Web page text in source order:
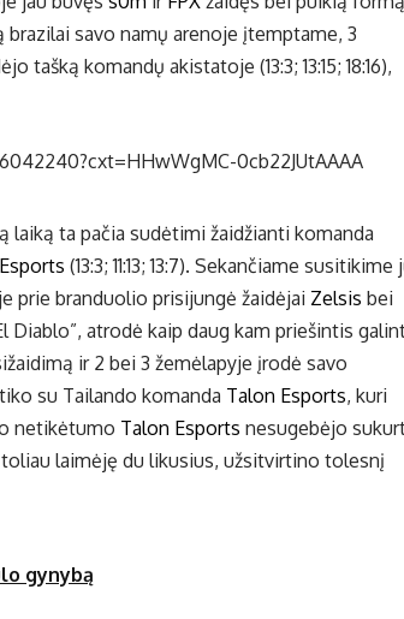
savo namų arenoje įtemptame, 3
komandų akistatoje (13:3; 13:15; 18:16),
0cb22JUtAAAA
laiką ta pačia sudėtimi žaidžianti komanda
(13:3; 11:13; 13:7). Sekančiame susitikime
prie branduolio prisijungė žaidėjai Zelsis bei
Diablo”, atrodė kaip daug kam priešintis
ir 2 bei 3 žemėlapyje įrodė savo
su Tailando komanda Talon Esports, kuri
netikėtumo Talon Esports nesugebėjo
laimėję du likusius, užsitvirtino tolesnį
gynybą